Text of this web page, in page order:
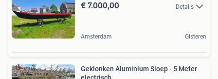
€ 7.000,00 Details
Amsterdam Gisteren
Geklonken Aluminium Sloep - 5 Meter